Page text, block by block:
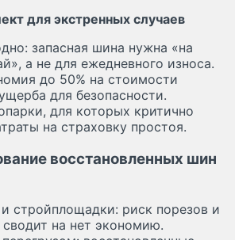
для экстренных случаев
запасная шина нужна «на
а не для ежедневного износа.
до 50% на стоимости
для безопасности.
для которых критично
на страховку простоя.
восстановленных шин
стройплощадки: риск порезов и
на нет экономию.